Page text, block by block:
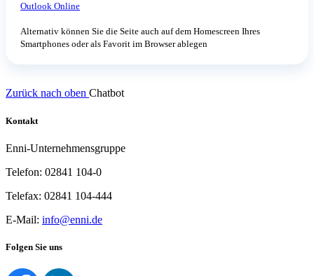
Outlook Online
Alternativ können Sie die Seite auch auf dem Homescreen Ihres
Smartphones oder als Favorit im Browser ablegen
Zurück nach oben Chatbot
Kontakt
Enni-Unternehmensgruppe
Telefon: 02841 104-0
Telefax: 02841 104-444
E-Mail: info@enni.de
Folgen Sie uns